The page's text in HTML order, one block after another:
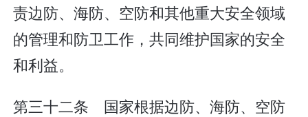
责边防、海防、空防和其他重大安全领域
的管理和防卫工作，共同维护国家的安全
和利益。
第三十二条 国家根据边防、海防、空防